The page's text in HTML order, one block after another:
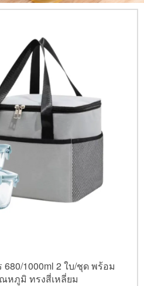
1000ml 2 ใบ/ชุด พร้อม
หภูมิ ทรงสี่เหลี่ยม